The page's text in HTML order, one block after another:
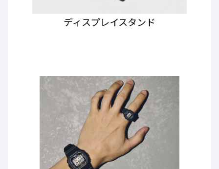
ディスプレイスタンド